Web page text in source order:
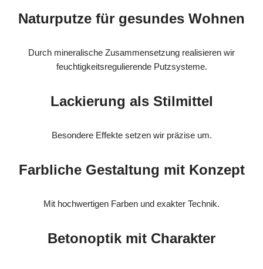
Naturputze für gesundes Wohnen
Durch mineralische Zusammensetzung realisieren wir
feuchtigkeitsregulierende Putzsysteme.
Lackierung als Stilmittel
Besondere Effekte setzen wir präzise um.
Farbliche Gestaltung mit Konzept
Mit hochwertigen Farben und exakter Technik.
Betonoptik mit Charakter